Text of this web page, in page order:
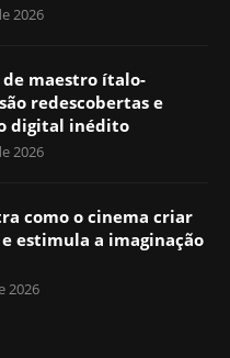
2026
maestro ítalo-
redescobertas e
digital inédito
2026
como o cinema criar
estimula a imaginação
2026